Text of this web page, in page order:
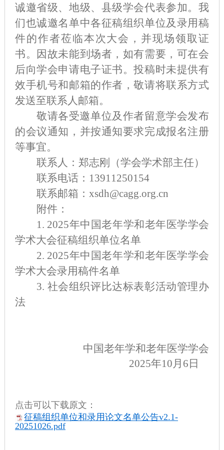
诚邀省级、地级、县级学会代表参加。我
们也诚邀名单中各征稿组织单位及录用稿
件的作者莅临本次大会，并现场领取证
书。因故未能到场者，如有需要，可在会
后向学会申请电子证书。投稿时未提供有
效手机号和邮箱的作者，敬请将联系方式
发送至联系人邮箱。
敬请各受邀单位及作者留意学会发布
的会议通知，并按通知要求完成报名注册
等事宜。
联系人：郑志刚
（学会学术部主任）
联系电话： 13911250154
联系邮箱： xsdh@cagg.org.cn
附件：
1. 2025年中国老年学和老年医学学会
学术大会征稿组织单位名单
2. 2025年中国老年学和老年医学学会
学术大会录用稿件名单
3. 社会组织评比达标表彰活动管理办
法
中国老年学和老年医学学会
2025年10月 6日
点击可以下载原文：
征稿组织单位和录用论文名单公告v2.1-
20251026.pdf